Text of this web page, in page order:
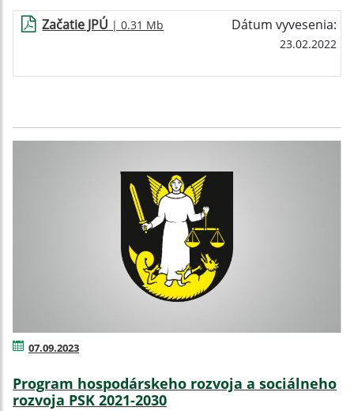
Začatie JPÚ | 0.31 Mb Dátum vyvesenia:
23.02.2022
07.09.2023
Program hospodárskeho rozvoja a sociálneho
rozvoja PSK 2021-2030